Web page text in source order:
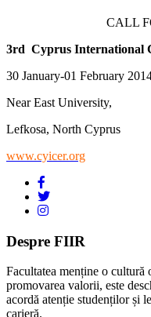
CALL
3rd Cyprus International
30 January-01 February
Near East University,
Lefkosa, North Cyprus
www.cyicer.org
Despre FIIR
Facultatea menține o cultură
promovarea valorii, este
acordă atenție studenților și
carieră.